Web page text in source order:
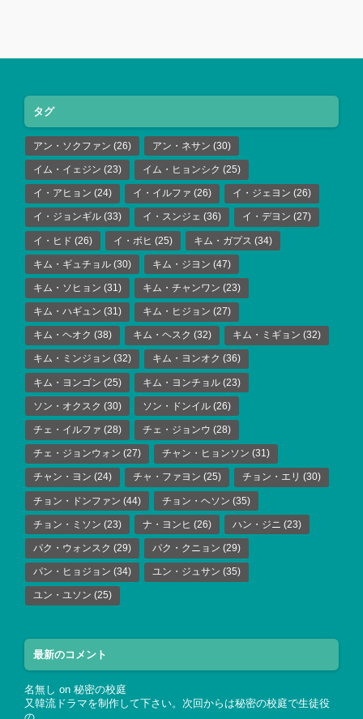
タグ
アン・ソクファン (26) アン・ネサン (30)
イム・イェジン (23) イム・ヒョンシク (25)
イ・アヒョン (24) イ・イルファ (26) イ・ジェヨン (26)
イ・ジョンギル (33) イ・スンジェ (36) イ・デヨン (27)
イ・ヒド (26) イ・ボヒ (25) キム・ガプス (34)
キム・ギュチョル (30) キム・ジヨン (47)
キム・ソヒョン (31) キム・チャンワン (23)
キム・ハギュン (31) キム・ヒジョン (27)
キム・ヘオク (38) キム・ヘスク (32) キム・ミギョン (32)
キム・ミンジョン (32) キム・ヨンオク (36)
キム・ヨンゴン (25) キム・ヨンチョル (23)
ソン・オクスク (30) ソン・ドンイル (26)
チェ・イルファ (28) チェ・ジョンウ (28)
チェ・ジョンウォン (27) チャン・ヒョンソン (31)
チャン・ヨン (24) チャ・ファヨン (25) チョン・エリ (30)
チョン・ドンファン (44) チョン・ヘソン (35)
チョン・ミソン (23) ナ・ヨンヒ (26) ハン・ジニ (23)
パク・ウォンスク (29) パク・クニョン (29)
パン・ヒョジョン (34) ユン・ジュサン (35)
ユン・ユソン (25)
最新のコメント
名無し on 秘密の校庭
又韓流ドラマを制作して下さい。次回からは秘密の校庭で生徒役